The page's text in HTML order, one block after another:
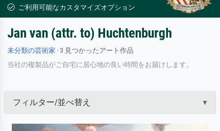
ご利用可能なカスタマイズオプション
Jan van (attr. to) Huchtenburgh
未分類の芸術家 · 3 見つかったアート作品
当社の複製品がご自宅に居心地の良い時間をお届けします。
フィルター/並べ替え